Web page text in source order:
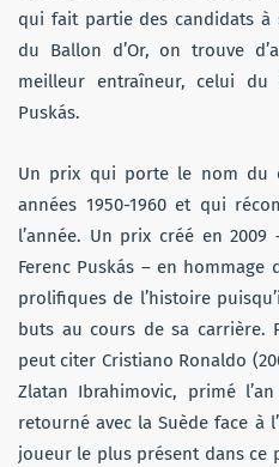
qui fait partie des candidats à
du Ballon d’Or, on trouve
meilleur entraîneur, celui
Puskás.
Un prix qui porte le nom du
années 1950-1960 et qui
l’année. Un prix créé en
Ferenc Puskás – en hommage
prolifiques de l’histoire
buts au cours de sa carrière.
peut citer Cristiano Ronaldo
Zlatan Ibrahimovic, primé
retourné avec la Suède face à
joueur le plus présent dans ce